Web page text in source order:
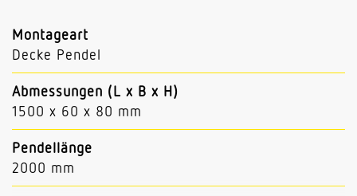
Montageart
Decke Pendel
Abmessungen (L x B x H)
1500 x 60 x 80 mm
Pendellänge
2000 mm